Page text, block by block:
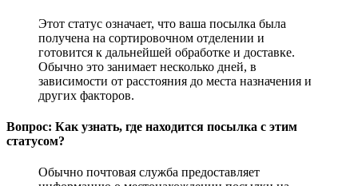
Этот статус означает, что ваша посылка была
получена на сортировочном отделении и
готовится к дальнейшей обработке и доставке.
Обычно это занимает несколько дней, в
зависимости от расстояния до места назначения и
других факторов.
Вопрос: Как узнать, где находится посылка с этим
статусом?
Обычно почтовая служба предоставляет